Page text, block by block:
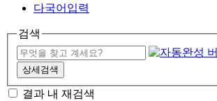
다국어입력
검색
상세검색
결과 내 재검색